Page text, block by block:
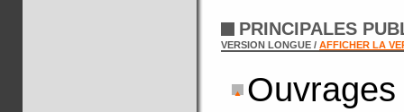
PRINCIPALES
VERSION LONGUE / AFFICHER LA
Ouvrages